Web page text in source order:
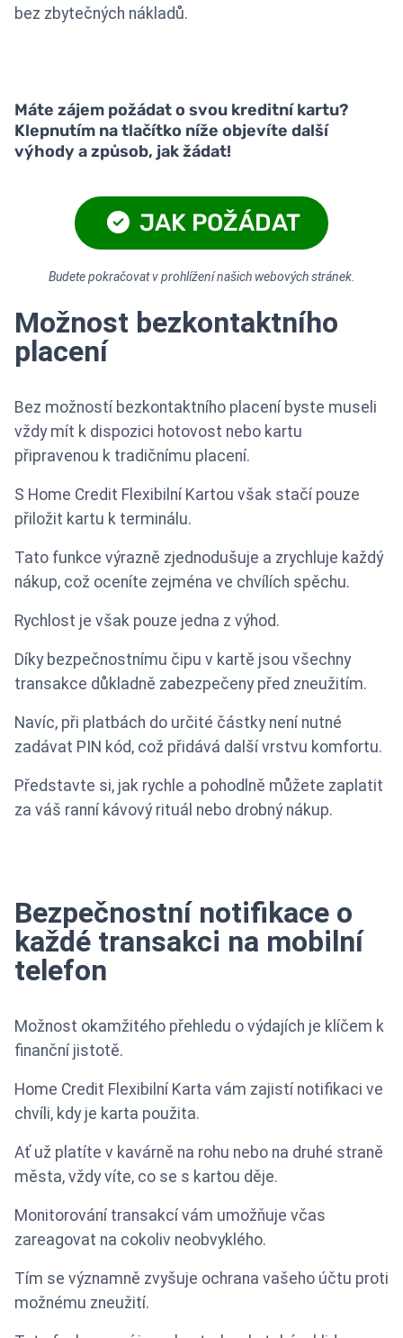
bez zbytečných nákladů.
Máte zájem požádat o svou kreditní kartu?
Klepnutím na tlačítko níže objevíte další
výhody a způsob, jak žádat!
JAK POŽÁDAT
Budete pokračovat v prohlížení našich webových stránek.
Možnost bezkontaktního
placení
Bez možností bezkontaktního placení byste museli
vždy mít k dispozici hotovost nebo kartu
připravenou k tradičnímu placení.
S Home Credit Flexibilní Kartou však stačí pouze
přiložit kartu k terminálu.
Tato funkce výrazně zjednodušuje a zrychluje každý
nákup, což oceníte zejména ve chvílích spěchu.
Rychlost je však pouze jedna z výhod.
Díky bezpečnostnímu čipu v kartě jsou všechny
transakce důkladně zabezpečeny před zneužitím.
Navíc, při platbách do určité částky není nutné
zadávat PIN kód, což přidává další vrstvu komfortu.
Představte si, jak rychle a pohodlně můžete zaplatit
za váš ranní kávový rituál nebo drobný nákup.
Bezpečnostní notifikace o
každé transakci na mobilní
telefon
Možnost okamžitého přehledu o výdajích je klíčem k
finanční jistotě.
Home Credit Flexibilní Karta vám zajistí notifikaci ve
chvíli, kdy je karta použita.
Ať už platíte v kavárně na rohu nebo na druhé straně
města, vždy víte, co se s kartou děje.
Monitorování transakcí vám umožňuje včas
zareagovat na cokoliv neobvyklého.
Tím se významně zvyšuje ochrana vašeho účtu proti
možnému zneužití.